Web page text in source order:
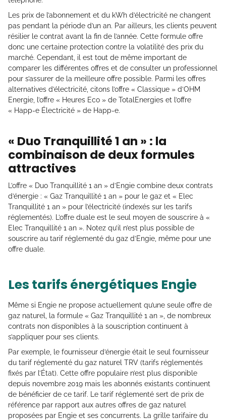
Les prix de l’abonnement et du kWh d’électricité ne changent
pas pendant la période d’un an. Par ailleurs, les clients peuvent
résilier le contrat avant la fin de l’année. Cette formule offre
donc une certaine protection contre la volatilité des prix du
marché. Cependant, il est tout de même important de
comparer les différentes offres et de consulter un professionnel
pour s’assurer de la meilleure offre possible. Parmi les offres
alternatives d’électricité, citons l’offre « Classique » d’OHM
Energie, l’offre « Heures Eco » de TotalEnergies et l’offre
« Happ-e Électricité » de Happ-e.
« Duo Tranquillité 1 an » : la
combinaison de deux formules
attractives
L’offre « Duo Tranquillité 1 an » d’Engie combine deux contrats
d’énergie : « Gaz Tranquillité 1 an » pour le gaz et « Elec
Tranquillité 1 an » pour l’électricité (indexés sur les tarifs
réglementés). L’offre duale est le seul moyen de souscrire à «
Elec Tranquillité 1 an ». Notez qu’il n’est plus possible de
souscrire au tarif réglementé du gaz d’Engie, même pour une
offre duale.
Les tarifs énergétiques Engie
Même si Engie ne propose actuellement qu’une seule offre de
gaz naturel, la formule « Gaz Tranquillité 1 an », de nombreux
contrats non disponibles à la souscription continuent à
s’appliquer pour ses clients.
Par exemple, le fournisseur d’énergie était le seul fournisseur
du tarif réglementé du gaz naturel TRV (tarifs réglementés
fixés par l’État). Cette offre populaire n’est plus disponible
depuis novembre 2019 mais les abonnés existants continuent
de bénéficier de ce tarif. Le tarif réglementé sert de prix de
référence par rapport aux autres offres de gaz naturel
proposées par Engie et ses concurrents. La grille tarifaire du